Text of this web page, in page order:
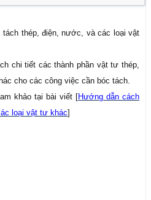
tách thép, điện, nước, và các loại vật
chi tiết các thành phần vật tư thép,
cho các công việc cần bóc tách.
khảo tại bài viết [Hướng dẫn cách
loại vật tư khác]